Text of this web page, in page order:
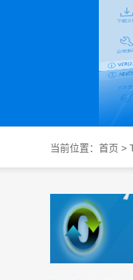
当前位置： 首页 >